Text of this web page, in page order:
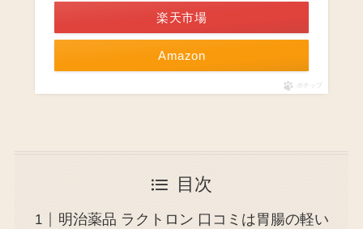
Amazon
楽天市場
ポチップ
目次
明治薬品 ラクトロン 口コミは胃腸の軽い